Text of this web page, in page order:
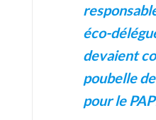
éco-
devaient
poubelle
pour le